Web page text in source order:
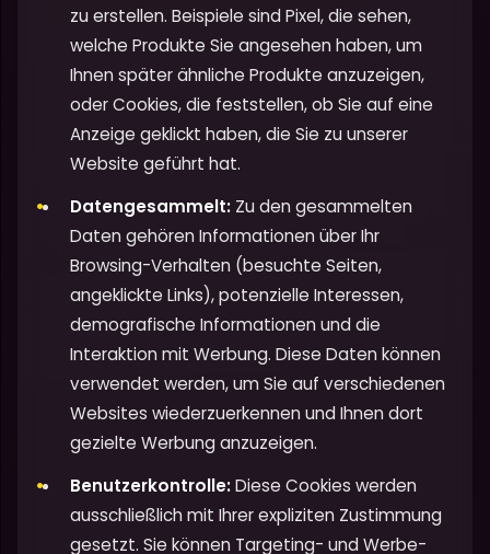
zu erstellen. Beispiele sind Pixel, die sehen,
welche Produkte Sie angesehen haben, um
Ihnen später ähnliche Produkte anzuzeigen,
oder Cookies, die feststellen, ob Sie auf eine
Anzeige geklickt haben, die Sie zu unserer
Website geführt hat.
Datengesammelt: Zu den gesammelten
Daten gehören Informationen über Ihr
Browsing-Verhalten (besuchte Seiten,
angeklickte Links), potenzielle Interessen,
demografische Informationen und die
Interaktion mit Werbung. Diese Daten können
verwendet werden, um Sie auf verschiedenen
Websites wiederzuerkennen und Ihnen dort
gezielte Werbung anzuzeigen.
Benutzerkontrolle:Diese Cookies werden
ausschließlich mit Ihrer expliziten Zustimmung
gesetzt. Sie können Targeting- und Werbe-